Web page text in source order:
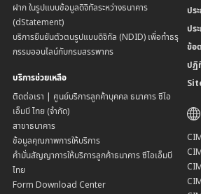
ฝาก ในรูปแบบข้อมูลดิจิทัลระหว่างธนาคาร
(dStatement)
บริการยืนยันตัวตนรูปแบบดิจิทัล (NDID) เพื่อทำธรุ
กรรมออนไลน์กับกรมสรรพากร
บริการช่วยเหลือ
ติดต่อเรา | ศูนย์บริการลูกค้าบุคคล ธนาคาร ซีไอ
เอ็มบี ไทย (จำกัด)
สาขาธนาคาร
ข้อมูลคุณภาพการให้บริการ
คำมั่นสัญญาการให้บริการลูกค้าธนาคาร ซีไอเอ็มบี
ไทย
Form Download Center
ปร
ปร
ข้อ
ปฏิ